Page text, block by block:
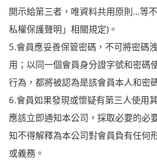
開示給第三者，唯資料共用原則…等
私權保護聲明」相關規定)。
5.會員應妥善保管密碼，不可將密碼
用；以同一個會員身分證字號和密碼
行為，都將被認為是該會員本人和密
6.會員如果發現或懷疑有第三人使用
應該立即通知本公司，採取必要的必
知不得解釋為本公司對會員負有任何
或義務。